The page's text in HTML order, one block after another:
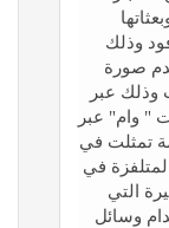
وذلك
صورة
وذلك عبر
" وام" عبر
تمثلت في
في
التي
وسائل